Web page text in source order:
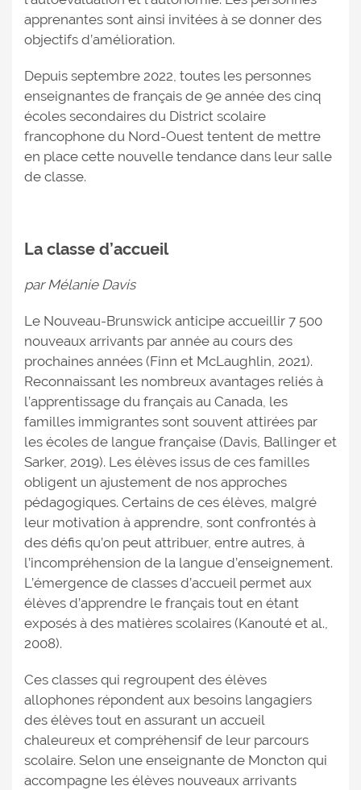
apprenantes sont ainsi invitées à se donner des
objectifs d’amélioration.
Depuis septembre 2022, toutes les personnes
enseignantes de français de 9e année des cinq
écoles secondaires du District scolaire
francophone du Nord-Ouest tentent de mettre
en place cette nouvelle tendance dans leur salle
de classe.
La classe d’accueil
par Mélanie Davis
Le Nouveau-Brunswick anticipe accueillir 7 500
nouveaux arrivants par année au cours des
prochaines années (Finn et McLaughlin, 2021).
Reconnaissant les nombreux avantages reliés à
l’apprentissage du français au Canada, les
familles immigrantes sont souvent attirées par
les écoles de langue française (Davis, Ballinger et
Sarker, 2019). Les élèves issus de ces familles
obligent un ajustement de nos approches
pédagogiques. Certains de ces élèves, malgré
leur motivation à apprendre, sont confrontés à
des défis qu’on peut attribuer, entre autres, à
l’incompréhension de la langue d’enseignement.
L’émergence de classes d’accueil permet aux
élèves d’apprendre le français tout en étant
exposés à des matières scolaires (Kanouté et al.,
2008).
Ces classes qui regroupent des élèves
allophones répondent aux besoins langagiers
des élèves tout en assurant un accueil
chaleureux et compréhensif de leur parcours
scolaire. Selon une enseignante de Moncton qui
accompagne les élèves nouveaux arrivants